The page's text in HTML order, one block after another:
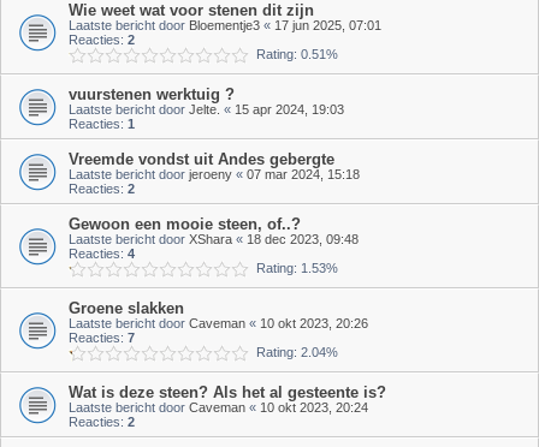
Wie weet wat voor stenen dit zijn
Laatste bericht door Bloementje3 « 17 jun 2025, 07:01
Reacties: 2
Rating: 0.51%
vuurstenen werktuig ?
Laatste bericht door Jelte. « 15 apr 2024, 19:03
Reacties: 1
Vreemde vondst uit Andes gebergte
Laatste bericht door jeroeny « 07 mar 2024, 15:18
Reacties: 2
Gewoon een mooie steen, of..?
Laatste bericht door XShara « 18 dec 2023, 09:48
Reacties: 4
Rating: 1.53%
Groene slakken
Laatste bericht door Caveman « 10 okt 2023, 20:26
Reacties: 7
Rating: 2.04%
Wat is deze steen? Als het al gesteente is?
Laatste bericht door Caveman « 10 okt 2023, 20:24
Reacties: 2